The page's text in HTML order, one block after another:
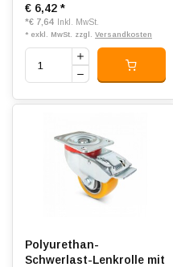
€ 6,42 *
*€ 7,64 Inkl. MwSt.
* exkl. MwSt. zzgl. Versandkosten
Polyurethan-
Schwerlast-Lenkrolle mit